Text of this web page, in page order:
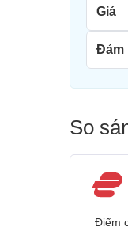
Giá
Đảm
So
Điểm